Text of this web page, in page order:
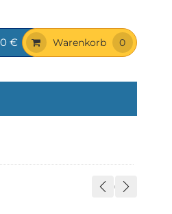
€ Warenkorb 0